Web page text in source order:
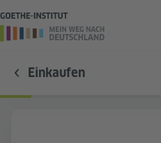
Einkaufen